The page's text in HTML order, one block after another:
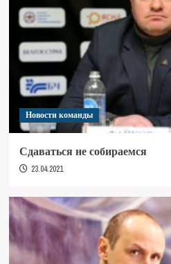
Новости команды
Сдаваться не собираемся
23.04.2021